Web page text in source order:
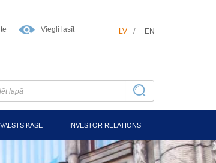
Viegli lasīt LV EN
VALSTS KASE INVESTOR RELATIONS